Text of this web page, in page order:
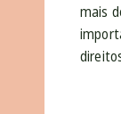
mais